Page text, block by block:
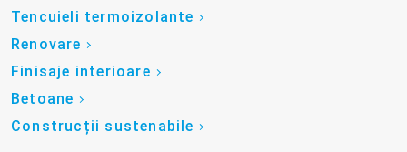
Tencuieli termoizolante
Renovare
Finisaje interioare
Betoane
Construcții sustenabile